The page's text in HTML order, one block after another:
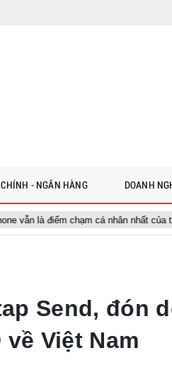
chạm cá nhân nhất của trí tuệ nhân
- NGÂN HÀNG DOANH
Send, đón
Việt Nam